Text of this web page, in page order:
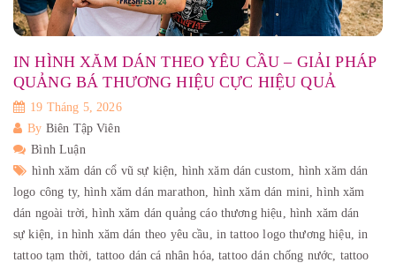
IN HÌNH XĂM DÁN THEO YÊU CẦU – GIẢI PHÁP
QUẢNG BÁ THƯƠNG HIỆU CỰC HIỆU QUẢ
19 Tháng 5, 2026
By Biên Tập Viên
Bình Luận
hình xăm dán cổ vũ sự kiện, hình xăm dán custom, hình xăm dán
logo công ty,hình xăm dán marathon, hình xăm dán mini,hình xăm
dán ngoài trời,hình xăm dán quảng cáo thương hiệu, hình xăm dán
sự kiện,in hình xăm dán theo yêu cầu, in tattoo logo thương hiệu,in
tattoo tạm thời, tattoo dán cá nhân hóa,tattoo dán chống nước, tattoo